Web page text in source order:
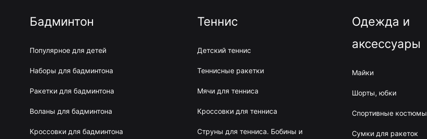
Бадминтон
Популярное для детей
Наборы для бадминтона
Ракетки для бадминтона
Воланы для бадминтона
Кроссовки для бадминтона
Теннис
Детский теннис
Теннисные ракетки
Мячи для тенниса
Кроссовки для тенниса
Струны для тенниса. Бобины и
Одежда и
аксессуары
Майки
Шорты, юбки
Спортивные костюмы
Сумки для ракеток